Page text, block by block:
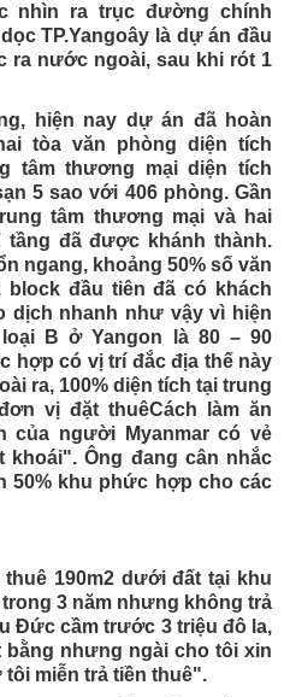
nhìn ra trục đường chính
TP.Yangoây là dự án đầu
nước ngoài, sau khi rót 1
hiện nay dự án đã hoàn
tòa văn phòng diện tích
tâm thương mại diện tích
5 sao với 406 phòng. Gần
tâm thương mại và hai
tầng đã được khánh thành.
ngang, khoảng 50% số văn
đầu tiên đã có khách
dịch nhanh như vậy vì hiện
B ở Yangon là 80 – 90
hợp có vị trí đắc địa thế này
ra, 100% diện tích tại trung
vị đặt thuêCách làm ăn
của người Myanmar có vẻ
Ông đang cân nhắc
50% khu phức hợp cho các
190m2 dưới đất tại khu
3 năm nhưng không trả
Đức cầm trước 3 triệu đô la,
bằng nhưng ngài cho tôi xin
tôi miễn trả tiền thuê".